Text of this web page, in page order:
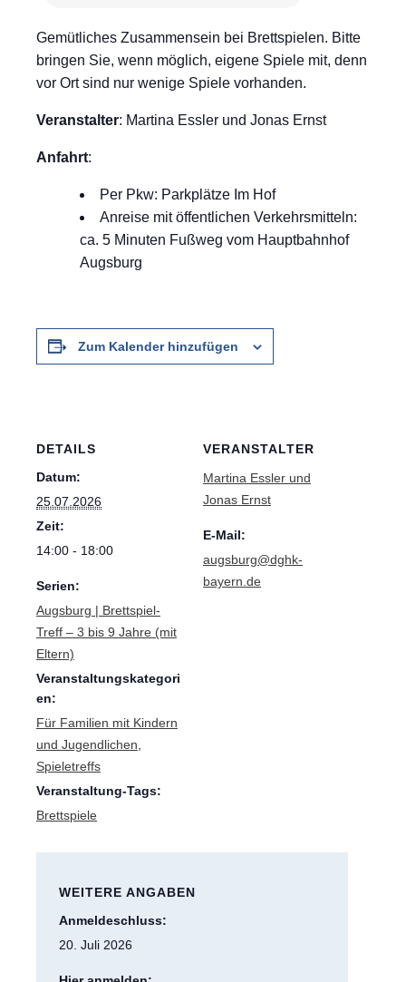
Gemütliches Zusammensein bei Brettspielen. Bitte
bringen Sie, wenn möglich, eigene Spiele mit, denn
vor Ort sind nur wenige Spiele vorhanden.
Veranstalter: Martina Essler und Jonas Ernst
Anfahrt:
Per Pkw: Parkplätze Im Hof
Anreise mit öffentlichen Verkehrsmitteln:
ca. 5 Minuten Fußweg vom Hauptbahnhof
Augsburg
Zum Kalender hinzufügen
DETAILS
Datum:
25.07.2026
Zeit:
14:00 - 18:00
Serien:
Augsburg | Brettspiel-
Treff – 3 bis 9 Jahre (mit
Eltern)
Veranstaltungskategori
en:
Für Familien mit Kindern
und Jugendlichen
Spieletreffs
Veranstaltung-Tags:
Brettspiele
VERANSTALTER
Martina Essler und
Jonas Ernst
E-Mail:
augsburg@dghk-
bayern.de
WEITERE ANGABEN
Anmeldeschluss:
20. Juli 2026